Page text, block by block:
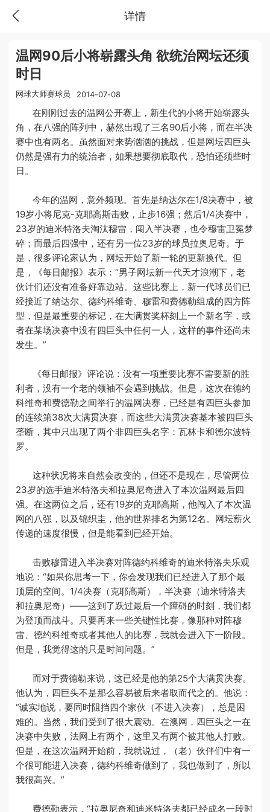
详情
温网90后小将崭露头角 欲统治网坛还须
时日
网球大师赛球员 2014-07-08
在刚刚过去的温网公开赛上，新生代的小将开始崭露头
角，在八强的阵列中，赫然出现了三名90后小将，而在半决
赛中也有两名。虽然面对来势汹汹的挑战，但是网坛四巨头
仍然是强有力的统治者，如果想要彻底取代，恐怕还须些时
日。
今年的温网，意外频现。首先是纳达尔在1/8决赛中，被
19岁小将尼克-克耶高斯击败，止步16强；然后1/4决赛中，
23岁的迪米特洛夫淘汰穆雷，闯入半决赛，也令穆雷卫冕梦
碎；而最后四强中，还有另一位23岁的球员拉奥尼奇。于
是，很多评论家认为，网坛开始了新一轮的更新换代。但
是，《每日邮报》表示：“男子网坛新一代天才浪潮下，老
伙计们还没有准备好靠边站。这些比赛上，新一代球员们已
经接近了纳达尔、德约科维奇、穆雷和费德勒组成的四方阵
型，但是最重要的标记，在大满贯奖杯刻上一个新名字，或
者在某场决赛中没有四巨头中任何一人，这样的事件还尚未
发生。”
《每日邮报》评论说：没有一项重要比赛不需要新的胜
利者，没有一个老的领袖不会遇到挑战。但是，这次在德约
科维奇和费德勒之间举行的温网决赛，已经是有四巨头参加
的连续第38次大满贯决赛，而这些大满贯决赛基本被四巨头
垄断，其中只出现了两个非四巨头名字：瓦林卡和德尔波特
罗。
这种状况将来自然会改变的，但还不是现在，尽管两位
23岁的选手迪米特洛夫和拉奥尼奇进入了本次温网最后四
强。在这两位之后，还有19岁的克耶高斯，他闯入了本次温
网的八强，以及锦织圭，他的世界排名为第12名。网坛薪火
传递的速度很慢，但是能看到已经开始。
击败穆雷进入半决赛对阵德约科维奇的迪米特洛夫乐观
地说：“如果你思考一下，你会发现我们已经进入了那个最
顶层的空间。1/4决赛（克耶高斯），半决赛（迪米特洛夫
和拉奥尼奇）——这到了跃过最后一个障碍的时刻，我们都
为登顶而战斗。只要再来一些关键性比赛，像那种对阵穆
雷、德约科维奇或者其他人的比赛，我就会进入下一阶段。
但是，我觉得这的只是时间问题。”
而对于费德勒来说，这已经是他的第25个大满贯决赛。
他认为，四巨头不是那么容易被后来者取而代之的。他说：
“诚实地说，要同时阻挡四个家伙（不进入决赛），总是困
难的。当然，我们受到了很大震动。在澳网，四巨头之一在
决赛中失败，法网上有两个，这里又有两个被其他人打败。
但是，在这次温网开始前，我就说过，（老）伙伴们中有一
个很可能进入决赛，德约科维奇做到了，我也做到了，所以
我很高兴。”
费德勒表示，“拉奥尼奇和迪米特洛夫都已经成名一段时